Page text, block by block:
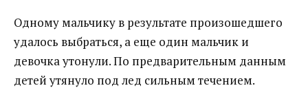
Одному мальчику в результате произошедшего
удалось выбраться, а еще один мальчик и
девочка утонули. По предварительным данным
детей утянуло под лед сильным течением.